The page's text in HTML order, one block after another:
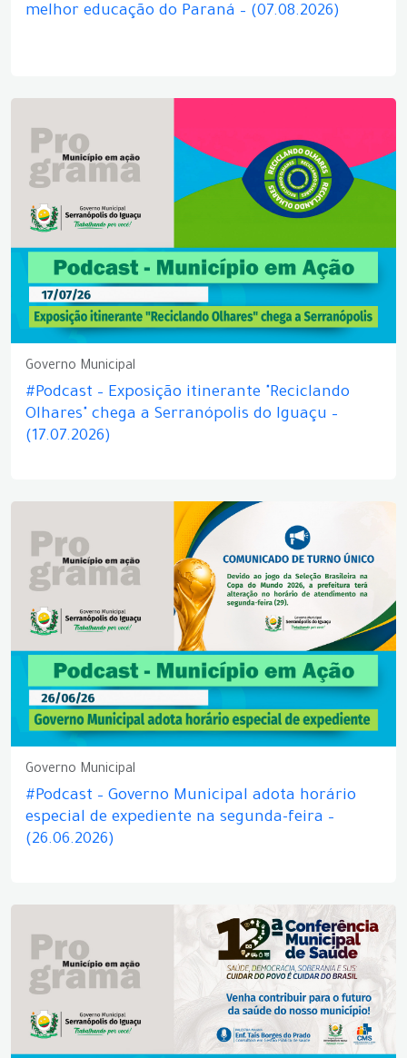
melhor educação do Paraná – (07.08.2026)
Governo Municipal
#Podcast – Exposição itinerante "Reciclando
Olhares" chega a Serranópolis do Iguaçu –
(17.07.2026)
Governo Municipal
#Podcast – Governo Municipal adota horário
especial de expediente na segunda-feira –
(26.06.2026)